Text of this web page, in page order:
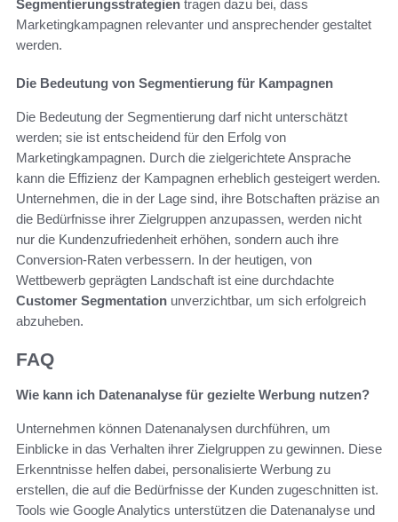
Segmentierungsstrategien tragen dazu bei, dass
Marketingkampagnen relevanter und ansprechender gestaltet
werden.
Die Bedeutung von Segmentierung für Kampagnen
Die Bedeutung der Segmentierung darf nicht unterschätzt
werden; sie ist entscheidend für den Erfolg von
Marketingkampagnen. Durch die zielgerichtete Ansprache
kann die Effizienz der Kampagnen erheblich gesteigert werden.
Unternehmen, die in der Lage sind, ihre Botschaften präzise an
die Bedürfnisse ihrer Zielgruppen anzupassen, werden nicht
nur die Kundenzufriedenheit erhöhen, sondern auch ihre
Conversion-Raten verbessern. In der heutigen, von
Wettbewerb geprägten Landschaft ist eine durchdachte
Customer Segmentation unverzichtbar, um sich erfolgreich
abzuheben.
FAQ
Wie kann ich Datenanalyse für gezielte Werbung nutzen?
Unternehmen können Datenanalysen durchführen, um
Einblicke in das Verhalten ihrer Zielgruppen zu gewinnen. Diese
Erkenntnisse helfen dabei, personalisierte Werbung zu
erstellen, die auf die Bedürfnisse der Kunden zugeschnitten ist.
Tools wie Google Analytics unterstützen die Datenanalyse und